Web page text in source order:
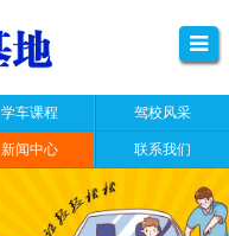
学车课程 驾校风采
新闻中心 联系我们